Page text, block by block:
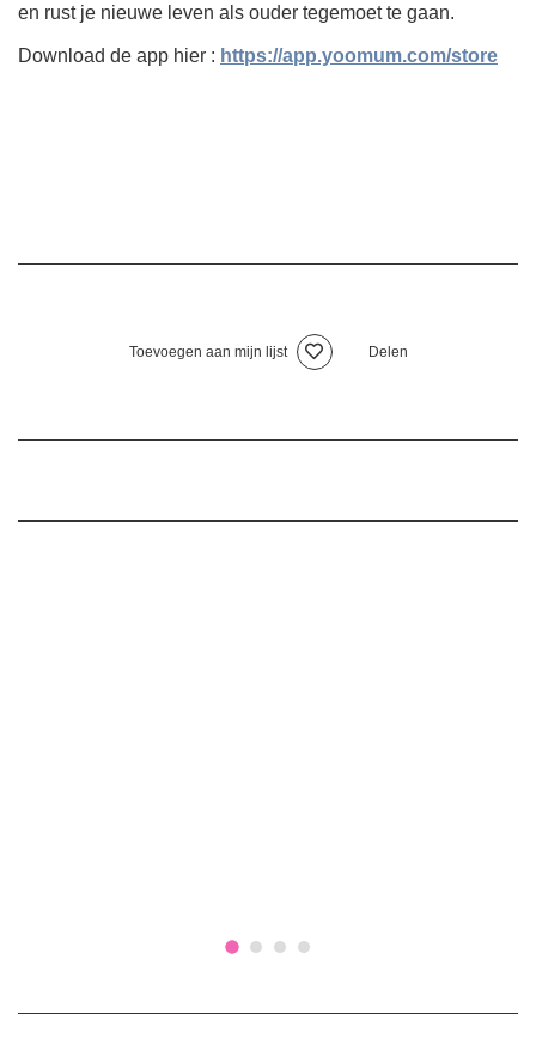
en rust je nieuwe leven als ouder tegemoet te gaan.
Download de app hier : https://app.yoomum.com/store
Toevoegen aan mijn lijst Delen